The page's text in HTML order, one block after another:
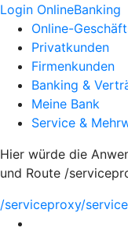
Login OnlineBanking
Online-
Privatkunden
Firmenkunden
Banking &
Meine Bank
Service &
Hier würde die
und Route /
/serviceproxy/